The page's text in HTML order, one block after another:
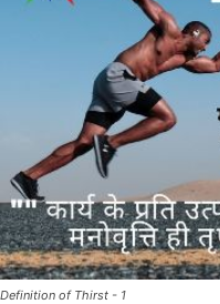
Definition of Thirst - 1